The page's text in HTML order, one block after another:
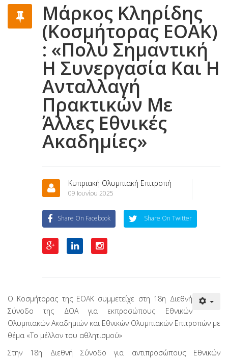
Μάρκος Κληρίδης
(Κοσμήτορας ΕΟΑΚ)
: «Πολύ Σημαντική
Η Συνεργασία Και Η
Ανταλλαγή
Πρακτικών Με
Άλλες Εθνικές
Ακαδημίες»
Κυπριακή Ολυμπιακή Επιτροπή
09 Ιουνίου 2025
Share On Facebook Share On Twitter
Ο Κοσμήτορας της ΕΟΑΚ συμμετείχε στη 18η Διεθνή
Σύνοδο της ΔΟΑ για εκπροσώπους Εθνικών
Ολυμπιακών Ακαδημιών και Εθνικών Ολυμπιακών Επιτροπών με
θέμα «Το μέλλον του αθλητισμού»
Στην 18η Διεθνή Σύνοδο για αντιπροσώπους Εθνικών